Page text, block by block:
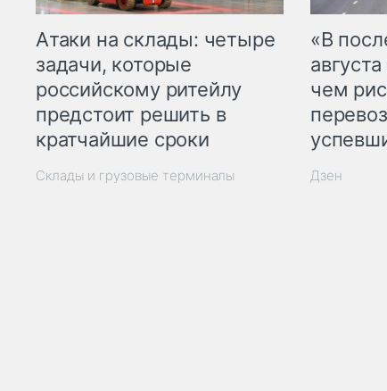
Атаки на склады: четыре
задачи, которые
российскому ритейлу
предстоит решить в
кратчайшие сроки
Склады и грузовые терминалы
«В
чем
Дзен